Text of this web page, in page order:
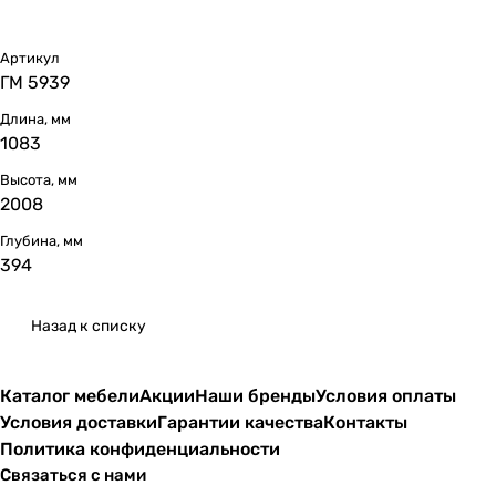
Артикул
ГМ 5939
Длина, мм
1083
Высота, мм
2008
Глубина, мм
394
Назад к списку
Каталог мебелиАкцииНаши брендыУсловия оплаты
Условия доставкиГарантии качестваКонтакты
Политика конфиденциальности
Связаться с нами